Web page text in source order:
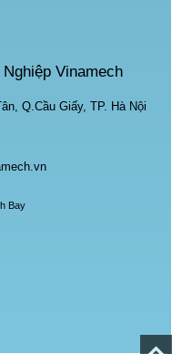
Vinamech
Q.Cầu Giấy, TP. Hà Nội
Bay